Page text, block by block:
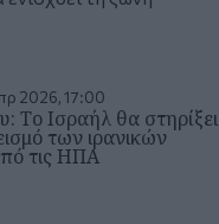
2026, 17:00
Το Ισραήλ θα στηρίξει
των ιρανικών
τις ΗΠΑ